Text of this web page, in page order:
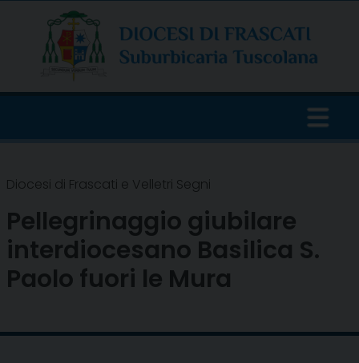
content
Diocesi di Frascati e Velletri Segni
Pellegrinaggio giubilare
interdiocesano Basilica S.
Paolo fuori le Mura